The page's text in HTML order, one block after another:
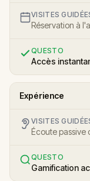
VISITES
Réservation à
QUESTO
Accès
Expérience
VISITES
Écoute passive
QUESTO
Gamification